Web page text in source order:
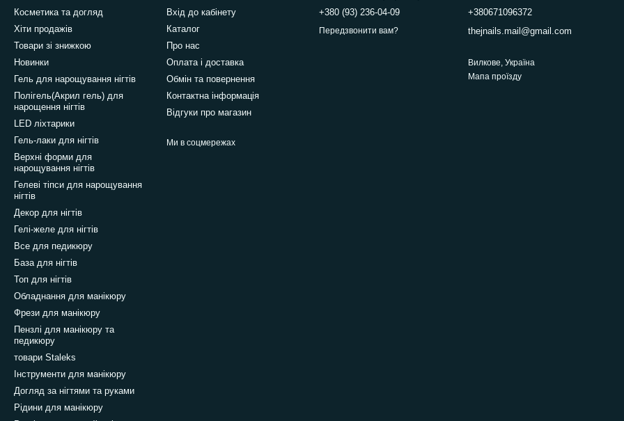
Косметика та догляд
Хіти продажів
Товари зі знижкою
Новинки
Гель для нарощування нігтів
Полігель(Акрил гель) для
нарощення нігтів
LED ліхтарики
Гель-лаки для нігтів
Верхні форми для
нарощування нігтів
Гелеві тіпси для нарощування
нігтів
Декор для нігтів
Гелі-желе для нігтів
Все для педикюру
База для нігтів
Топ для нігтів
Обладнання для манікюру
Фрези для манікюру
Пензлі для манікюру та
педикюру
товари Staleks
Інструменти для манікюру
Догляд за нігтями та руками
Рідини для манікюру
Вхід до кабінету
Каталог
Про нас
Оплата і доставка
Обмін та повернення
Контактна інформація
Відгуки про магазин
Ми в соцмережах
+380 (93) 236-04-09
Передзвонити вам?
+380671096372
thejnails.mail@gmail.com
Вилкове, Україна
Мапа проїзду